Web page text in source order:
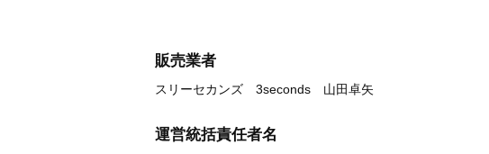
販売業者
スリーセカンズ 3seconds 山田卓矢
運営統括責任者名